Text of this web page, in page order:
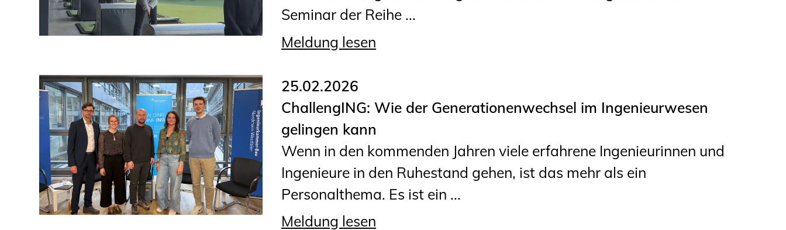
Seminar der Reihe ...
Meldung lesen
25.02.2026
ChallengING: Wie der Generationenwechsel im Ingenieurwesen
gelingen kann
Wenn in den kommenden Jahren viele erfahrene Ingenieurinnen und
Ingenieure in den Ruhestand gehen, ist das mehr als ein
Personalthema. Es ist ein ...
Meldung lesen